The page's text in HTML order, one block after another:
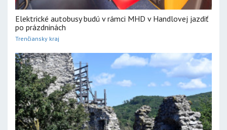
Elektrické autobusy budú v rámci MHD v Handlovej jazdiť
po prázdninách
Trenčiansky kraj